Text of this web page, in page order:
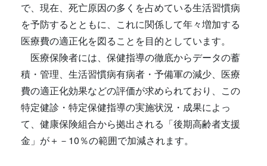
で、現在、死亡原因の多くを占めている生活習慣病
を予防するとともに、これに関係して年々増加する
医療費の適正化を図ることを目的としています。
医療保険者には、保健指導の徹底からデータの蓄
積・管理、生活習慣病有病者・予備軍の減少、医療
費の適正化効果などの評価が求められており、この
特定健診・特定保健指導の実施状況・成果によっ
て、健康保険組合から拠出される「後期高齢者支援
金」が＋－10％の範囲で加減されます。